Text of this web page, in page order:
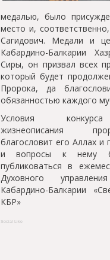
медалью, было
место и,
Сагидович. Медали и
Кабардино-Балкарии
Сиры, он призвал всех
который будет
Пророка, да
обязанностью каждого
Условия
жизнеописания
благословит его Аллах и
и вопросы к нему
публиковаться в
Духовного
Кабардино-Балкарии
КБР»
Social Like